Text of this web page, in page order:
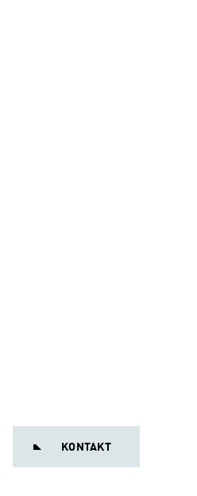
KONTAKT